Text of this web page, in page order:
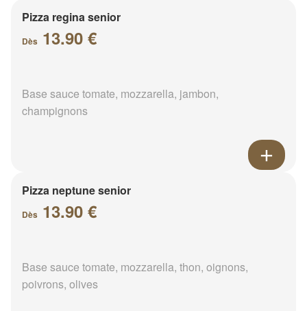
Pizza regina senior
Dès 13.90 €
Base sauce tomate, mozzarella, jambon,
champignons
Pizza neptune senior
Dès 13.90 €
Base sauce tomate, mozzarella, thon, oignons,
poivrons, olives